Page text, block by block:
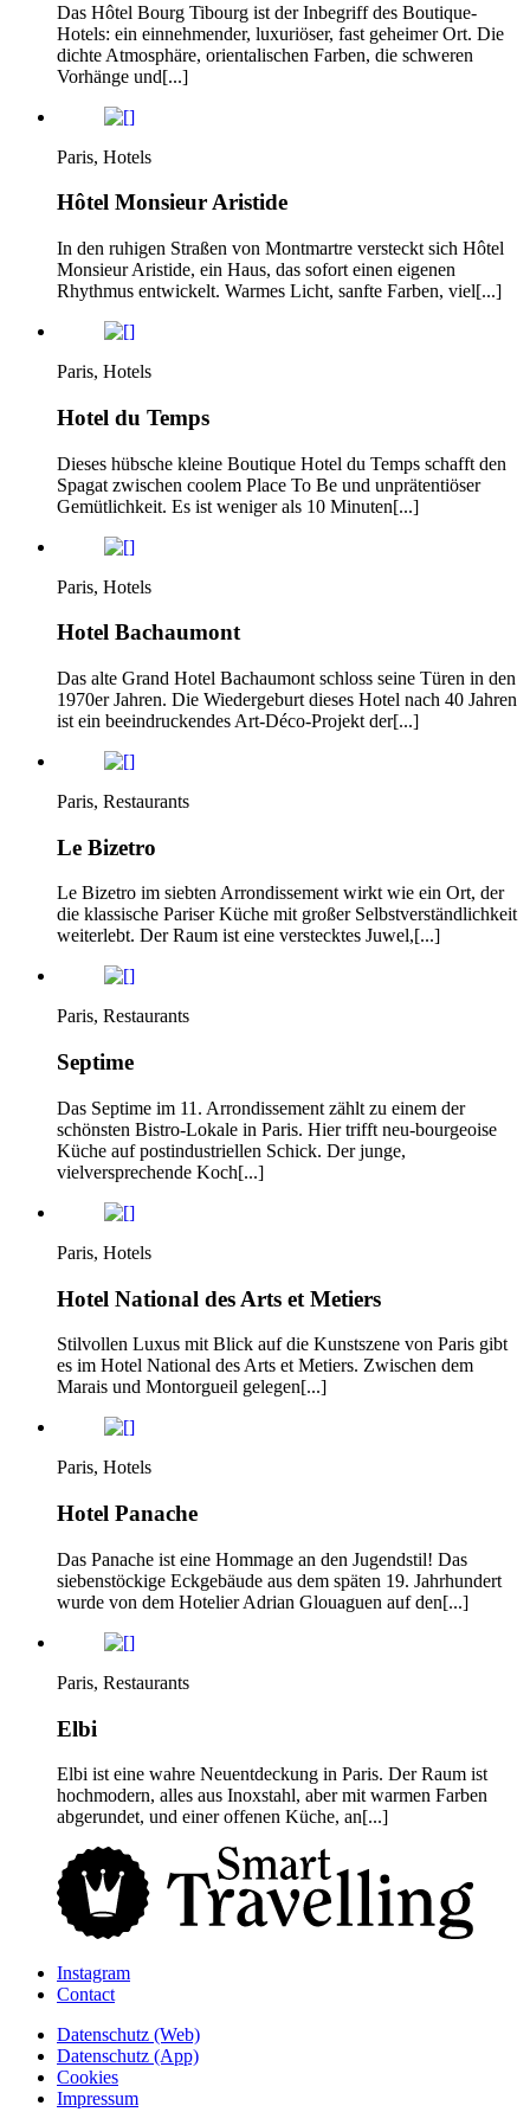
Das Hôtel Bourg Tibourg ist der Inbegriff des Boutique-
Hotels: ein einnehmender, luxuriöser, fast geheimer Ort. Die
dichte Atmosphäre, orientalischen Farben, die schweren
Vorhänge und[...]
Paris, Hotels
Hôtel Monsieur Aristide
In den ruhigen Straßen von Montmartre versteckt sich Hôtel
Monsieur Aristide, ein Haus, das sofort einen eigenen
Rhythmus entwickelt. Warmes Licht, sanfte Farben, viel[...]
Paris, Hotels
Hotel du Temps
Dieses hübsche kleine Boutique Hotel du Temps schafft den
Spagat zwischen coolem Place To Be und unprätentiöser
Gemütlichkeit. Es ist weniger als 10 Minuten[...]
Paris, Hotels
Hotel Bachaumont
Das alte Grand Hotel Bachaumont schloss seine Türen in den
1970er Jahren. Die Wiedergeburt dieses Hotel nach 40 Jahren
ist ein beeindruckendes Art-Déco-Projekt der[...]
Paris, Restaurants
Le Bizetro
Le Bizetro im siebten Arrondissement wirkt wie ein Ort, der
die klassische Pariser Küche mit großer Selbstverständlichkeit
weiterlebt. Der Raum ist eine verstecktes Juwel,[...]
Paris, Restaurants
Septime
Das Septime im 11. Arrondissement zählt zu einem der
schönsten Bistro-Lokale in Paris. Hier trifft neu-bourgeoise
Küche auf postindustriellen Schick. Der junge,
vielversprechende Koch[...]
Paris, Hotels
Hotel National des Arts et Metiers
Stilvollen Luxus mit Blick auf die Kunstszene von Paris gibt
es im Hotel National des Arts et Metiers. Zwischen dem
Marais und Montorgueil gelegen[...]
Paris, Hotels
Hotel Panache
Das Panache ist eine Hommage an den Jugendstil! Das
siebenstöckige Eckgebäude aus dem späten 19. Jahrhundert
wurde von dem Hotelier Adrian Glouaguen auf den[...]
Paris, Restaurants
Elbi
Elbi ist eine wahre Neuentdeckung in Paris. Der Raum ist
hochmodern, alles aus Inoxstahl, aber mit warmen Farben
abgerundet, und einer offenen Küche, an[...]
Instagram
Contact
Daten­schutz­ (Web)
Daten­schutz­ (App)
Cookies
Impressum